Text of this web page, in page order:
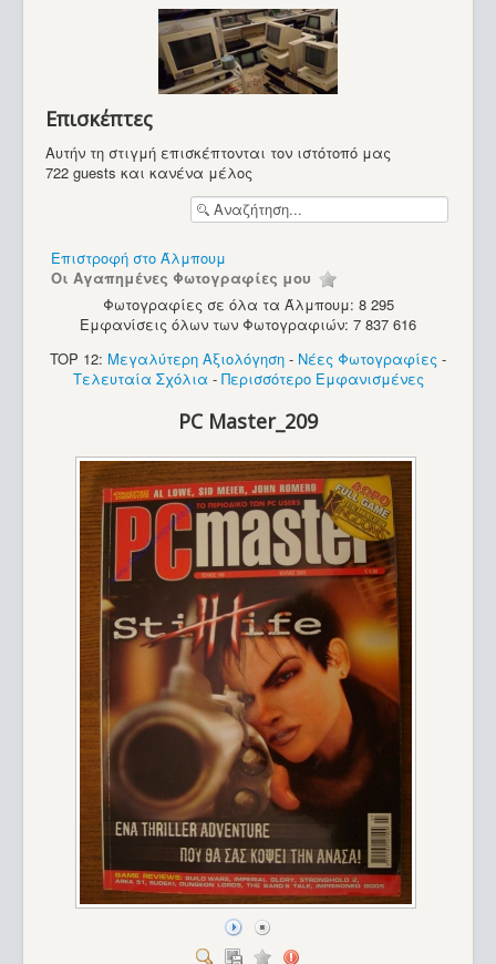
Υπολογιστές
PC - Micron PowerStation - Idaho (Pentium MMX)
Επισκέπτες
Αυτήν τη στιγμή επισκέπτονται τον ιστότοπό μας
722 guests και κανένα μέλος
Επιστροφή στο Άλμπουμ
Οι Αγαπημένες Φωτογραφίες μου
Φωτογραφίες σε όλα τα Άλμπουμ: 8 295
Εμφανίσεις όλων των Φωτογραφιών: 7 837 616
TOP 12: Μεγαλύτερη Αξιολόγηση - Νέες Φωτογραφίες -
Τελευταία Σχόλια - Περισσότερο Εμφανισμένες
PC Master_209